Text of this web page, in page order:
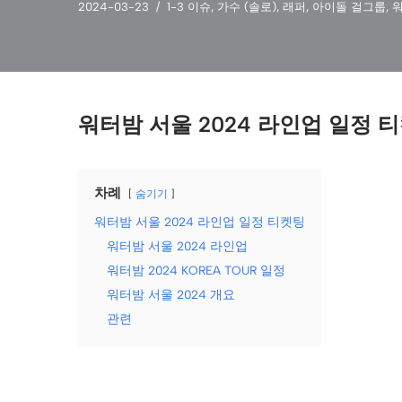
2024-03-23 1-3 이슈, 가수 (솔로), 래퍼 , 아이돌 걸그룹,
워터밤 서울 2024 라인업 일정
차례 숨기기
워터밤 서울 2024 라인업 일정 티켓팅
워터밤 서울 2024 라인업
워터밤 2024 KOREA TOUR 일정
워터밤 서울 2024 개요
관련